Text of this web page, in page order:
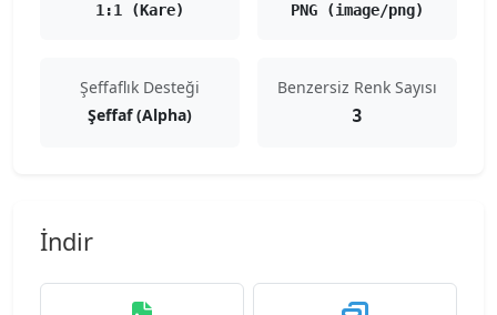
1:1 (Kare) PNG (image/png)
Şeffaflık Desteği
Şeffaf (Alpha)
Benzersiz Renk Sayısı
3
İndir